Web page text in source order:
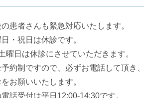
患者さんも緊急対応いたします。
・祝日は休診です。
曜日は休診にさせていただきます。
約制ですので、必ずお電話して頂き
お願いいたします。
話受付は平日12:00-14:30です。